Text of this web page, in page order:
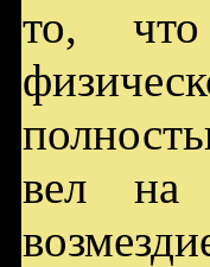
то,
вел на